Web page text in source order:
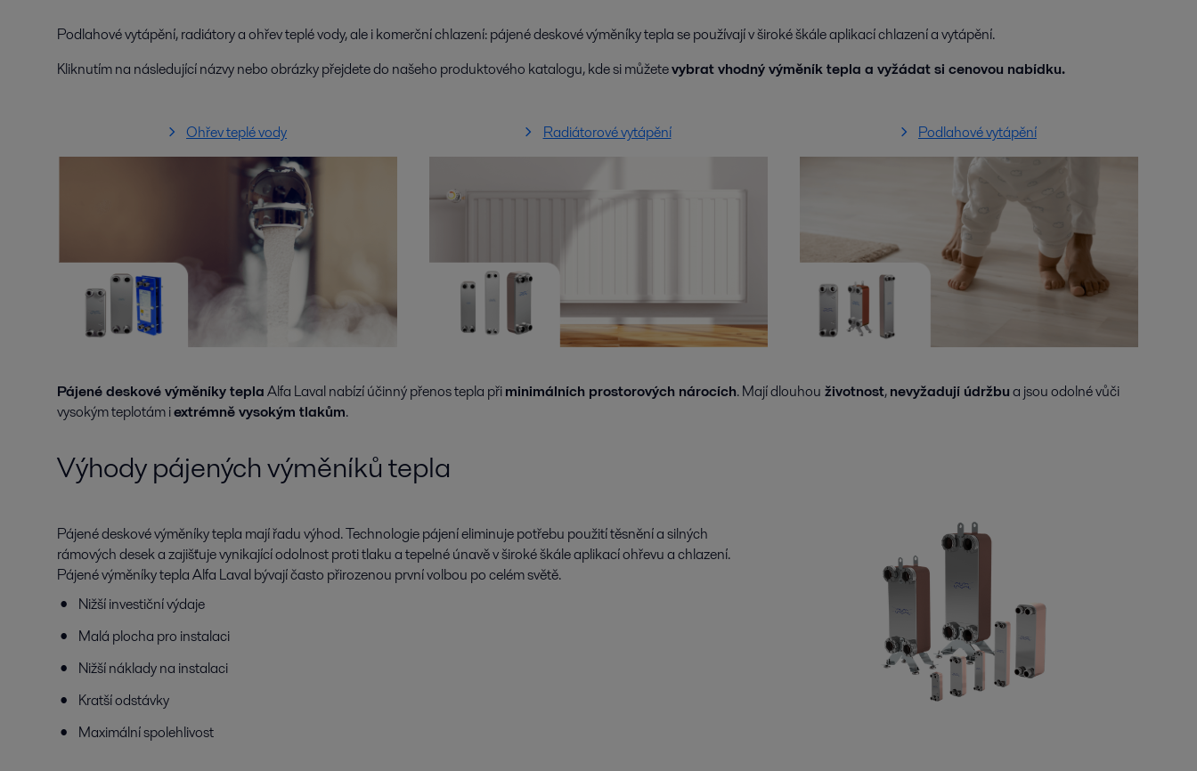
Podlahové vytápění, radiátory a ohřev teplé vody, ale i komerční chlazení: pájené deskové výměníky tepla se používají v široké škále aplikací chlazení a vytápění.
Kliknutím na následující názvy nebo obrázky přejdete do našeho produktového katalogu, kde si můžetevybrat vhodný výměník tepla a vyžádat si cenovou nabídku.
Ohřev teplé vody Radiátorové vytápění Podlahové vytápění
Pájené deskové výměníky teplaAlfa Laval nabízí účinný přenos tepla přiminimálních prostorových nárocích. Mají dlouhou životnost,nevyžadují údržbua jsou odolné vůči
vysokým teplotám iextrémně vysokým tlakům.
Výhody pájených výměníků tepla
Pájené deskové výměníky tepla mají řadu výhod. Technologie pájení eliminuje potřebu použití těsnění a silných
rámových desek a zajišťuje vynikající odolnost proti tlaku a tepelné únavě v široké škále aplikací ohřevu a chlazení.
Pájené výměníky tepla Alfa Laval bývají často přirozenou první volbou po celém světě.
Nižší investiční výdaje
Malá plocha pro instalaci
Nižší náklady na instalaci
Kratší odstávky
Maximální spolehlivost